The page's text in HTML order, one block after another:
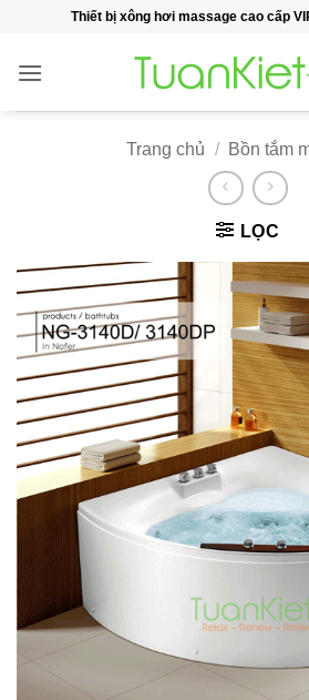
nội
Thiết bị xông hơi massage cao cấp
Trang chủ / Bồn tắm
LỌC